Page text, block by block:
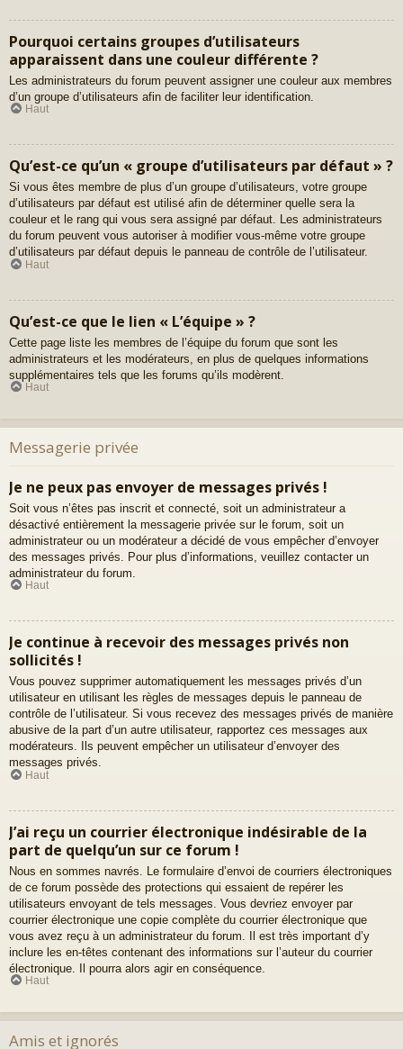
Pourquoi certains groupes d’utilisateurs
apparaissent dans une couleur différente ?
Les administrateurs du forum peuvent assigner une couleur aux membres
d’un groupe d’utilisateurs afin de faciliter leur identification.
Haut
Qu’est-ce qu’un « groupe d’utilisateurs par défaut » ?
Si vous êtes membre de plus d’un groupe d’utilisateurs, votre groupe
d’utilisateurs par défaut est utilisé afin de déterminer quelle sera la
couleur et le rang qui vous sera assigné par défaut. Les administrateurs
du forum peuvent vous autoriser à modifier vous-même votre groupe
d’utilisateurs par défaut depuis le panneau de contrôle de l’utilisateur.
Haut
Qu’est-ce que le lien « L’équipe » ?
Cette page liste les membres de l’équipe du forum que sont les
administrateurs et les modérateurs, en plus de quelques informations
supplémentaires tels que les forums qu’ils modèrent.
Haut
Messagerie privée
Je ne peux pas envoyer de messages privés !
Soit vous n’êtes pas inscrit et connecté, soit un administrateur a
désactivé entièrement la messagerie privée sur le forum, soit un
administrateur ou un modérateur a décidé de vous empêcher d’envoyer
des messages privés. Pour plus d’informations, veuillez contacter un
administrateur du forum.
Haut
Je continue à recevoir des messages privés non
sollicités !
Vous pouvez supprimer automatiquement les messages privés d’un
utilisateur en utilisant les règles de messages depuis le panneau de
contrôle de l’utilisateur. Si vous recevez des messages privés de manière
abusive de la part d’un autre utilisateur, rapportez ces messages aux
modérateurs. Ils peuvent empêcher un utilisateur d’envoyer des
messages privés.
Haut
J’ai reçu un courrier électronique indésirable de la
part de quelqu’un sur ce forum !
Nous en sommes navrés. Le formulaire d’envoi de courriers électroniques
de ce forum possède des protections qui essaient de repérer les
utilisateurs envoyant de tels messages. Vous devriez envoyer par
courrier électronique une copie complète du courrier électronique que
vous avez reçu à un administrateur du forum. Il est très important d’y
inclure les en-têtes contenant des informations sur l’auteur du courrier
électronique. Il pourra alors agir en conséquence.
Haut
Amis et ignorés